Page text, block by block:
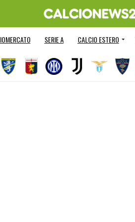
SERIE A CALCIO ESTERO